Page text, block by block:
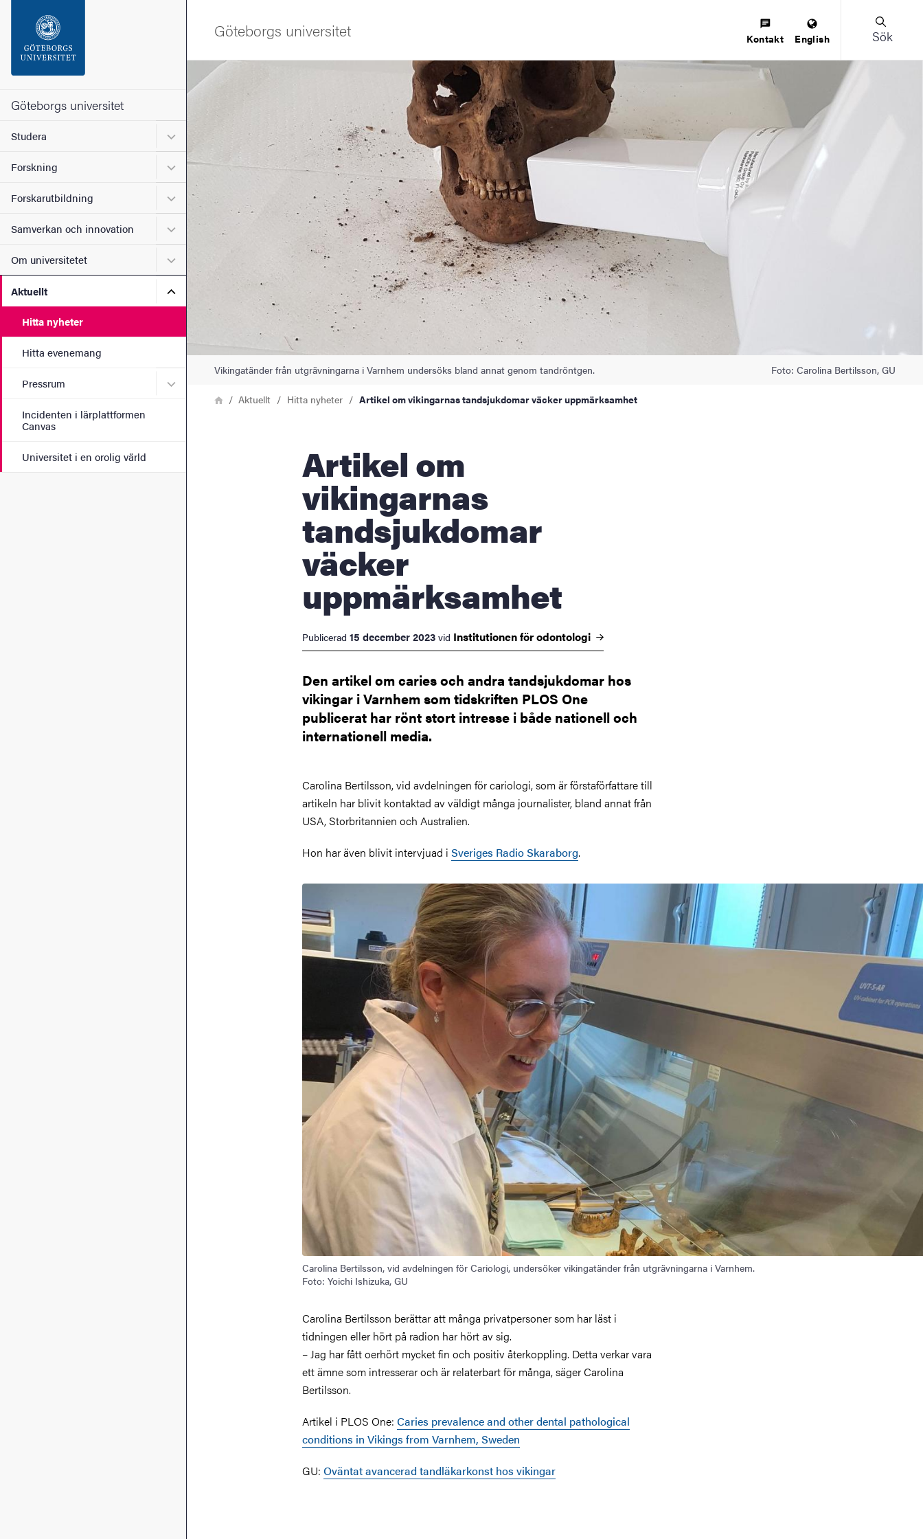
Sidfoten
Om webbplatsen
Göteborgs universitet
Studera Undermeny för Studera
Forskning Undermeny för Forskning
Forskarutbildning Undermeny för Forskarutbildning
Samverkan och innovation Undermeny för Samverkan och innovation
Om universitetet Undermeny för Om universitetet
Aktuellt Undermeny för Aktuellt
Hitta nyheter
Hitta evenemang
Pressrum Undermeny för Pressrum
Incidenten i lärplattformen
Canvas
Universitet i en orolig värld
Göteborgs universitet Kontakt English Sök
Bild
Vikingatänder från utgrävningarna i Varnhem undersöks bland annat genom tandröntgen. Foto: Carolina Bertilsson, GU
LänkstigHemAktuellt Hitta nyheter Artikel om vikingarnas tandsjukdomar väcker uppmärksamhet
Artikel om
vikingarnas
tandsjukdomar
väcker
uppmärksamhet
Publicerad 15 december 2023 vid Institutionen förodontologi
Den artikel om caries och andra tandsjukdomar hos
vikingar i Varnhem som tidskriften PLOS One
publicerat har rönt stort intresse i både nationell och
internationell media.
Carolina Bertilsson, vid avdelningen för cariologi, som är förstaförfattare till
artikeln har blivit kontaktad av väldigt många journalister, bland annat från
USA, Storbritannien och Australien.
Hon har även blivit intervjuad i Sveriges Radio Skaraborg.
Bild
Carolina Bertilsson, vid avdelningen för Cariologi, undersöker vikingatänder från utgrävningarna i Varnhem.
Foto: Yoichi Ishizuka, GU
Carolina Bertilsson berättar att många privatpersoner som har läst i
tidningen eller hört på radion har hört av sig.
– Jag har fått oerhört mycket fin och positiv återkoppling. Detta verkar vara
ett ämne som intresserar och är relaterbart för många, säger Carolina
Bertilsson.
Artikel i PLOS One: Caries prevalence and other dental pathological
conditions in Vikings from Varnhem, Sweden
GU: Oväntat avancerad tandläkarkonst hos vikingar